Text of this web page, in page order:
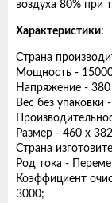
воздуха 80% при
Характеристики:
Страна
Мощность -
Напряжение -
Вес без упаковки
Размер - 460 x
Страна
Род тока -
Коэффициент
3000;